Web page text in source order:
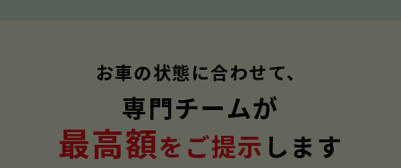
お車の状態に合わせて、
専門チームが
最高額をご提示 します